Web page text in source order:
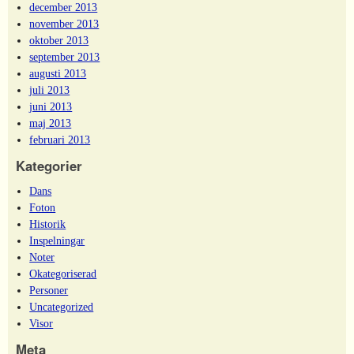
december 2013
november 2013
oktober 2013
september 2013
augusti 2013
juli 2013
juni 2013
maj 2013
februari 2013
Kategorier
Dans
Foton
Historik
Inspelningar
Noter
Okategoriserad
Personer
Uncategorized
Visor
Meta